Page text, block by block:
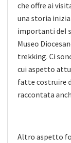
che offre ai
una storia
importanti del
Museo
trekking. Ci
cui aspetto
fatte costruire
raccontata
Altro aspetto